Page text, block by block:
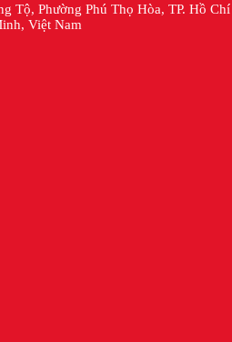
Tộ, Phường Phú Thọ Hòa, TP. Hồ Chí
Việt Nam